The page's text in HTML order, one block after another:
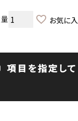
お気に
項目を指定して